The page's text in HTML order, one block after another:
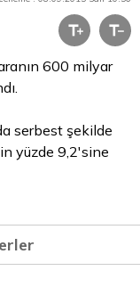
600 milyar
serbest şekilde
yüzde 9,2'sine